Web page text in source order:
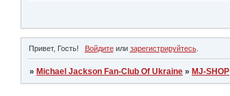
Привет, Гость! Войдитеили зарегистрируйтесь.
» Michael Jackson Fan-Club Of Ukraine » MJ-SHOP